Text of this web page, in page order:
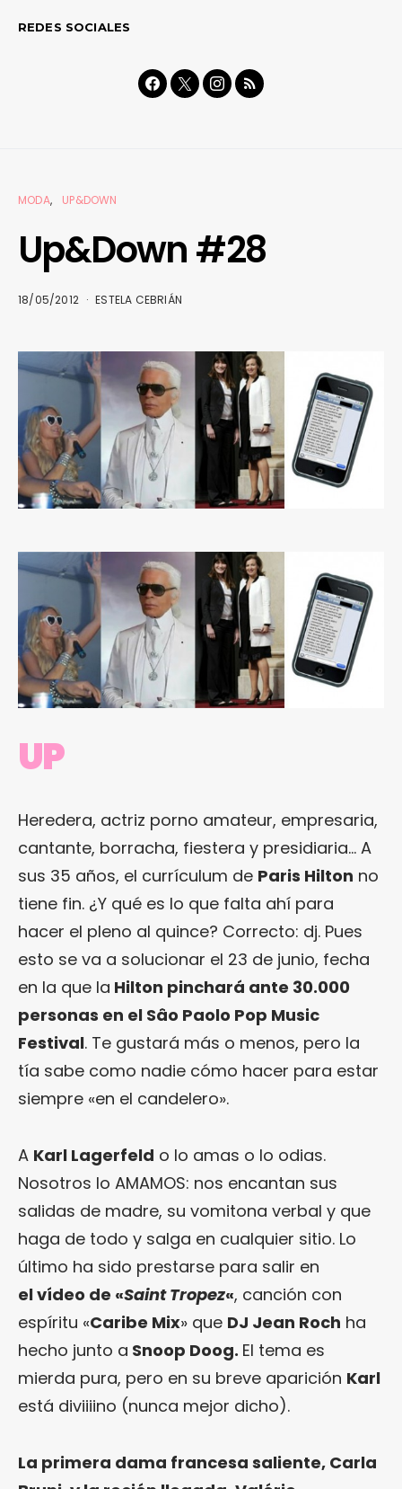
REDES SOCIALES
MODA UP&DOWN
Up&Down #28
18/05/2012 ESTELA CEBRIÁN
UP
Heredera, actriz porno amateur, empresaria,
cantante, borracha, fiestera y presidiaria… A
sus 35 años, el currículum de Paris Hilton no
tiene fin. ¿Y qué es lo que falta ahí para
hacer el pleno al quince? Correcto: dj. Pues
esto se va a solucionar el 23 de junio, fecha
en la que la Hilton pinchará ante 30.000
personas en el Sâo Paolo Pop Music
Festival. Te gustará más o menos, pero la
tía sabe como nadie cómo hacer para estar
siempre «en el candelero».
A Karl Lagerfeld o lo amas o lo odias.
Nosotros lo AMAMOS: nos encantan sus
salidas de madre, su vomitona verbal y que
haga de todo y salga en cualquier sitio. Lo
último ha sido prestarse para salir en
el vídeo de «Saint Tropez«, canción con
espíritu «Caribe Mix» que DJ Jean Roch ha
hecho junto a Snoop Doog. El tema es
mierda pura, pero en su breve aparición Karl
está diviiiino (nunca mejor dicho).
La primera dama francesa saliente, Carla